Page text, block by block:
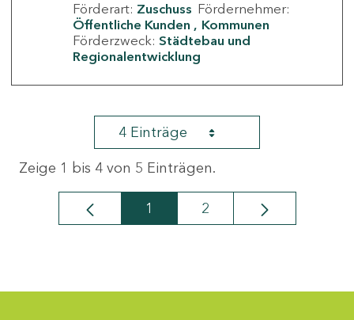
Förderart: Zuschuss Fördernehmer:
Öffentliche Kunden
Kommunen
Förderzweck: Städtebau und
Regionalentwicklung
4 Einträge
Zeige 1 bis 4 von 5 Einträgen.
Seite
1 Seite
2